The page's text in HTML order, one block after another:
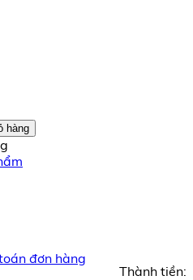
hàng
Thành tiền:
đơn hàng